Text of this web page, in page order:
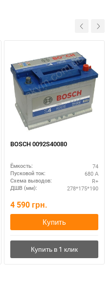
BOSCH 0092S40080
Ёмкость: 74
Пусковой ток: 680 А
Схема выводов: R+
ДШВ (мм): 278*175*190
4 590 грн.
Купить
звоните в Viber /
Написать в Telegram